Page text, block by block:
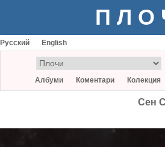
Русский English
Албуми Коментари Колекция
Сен